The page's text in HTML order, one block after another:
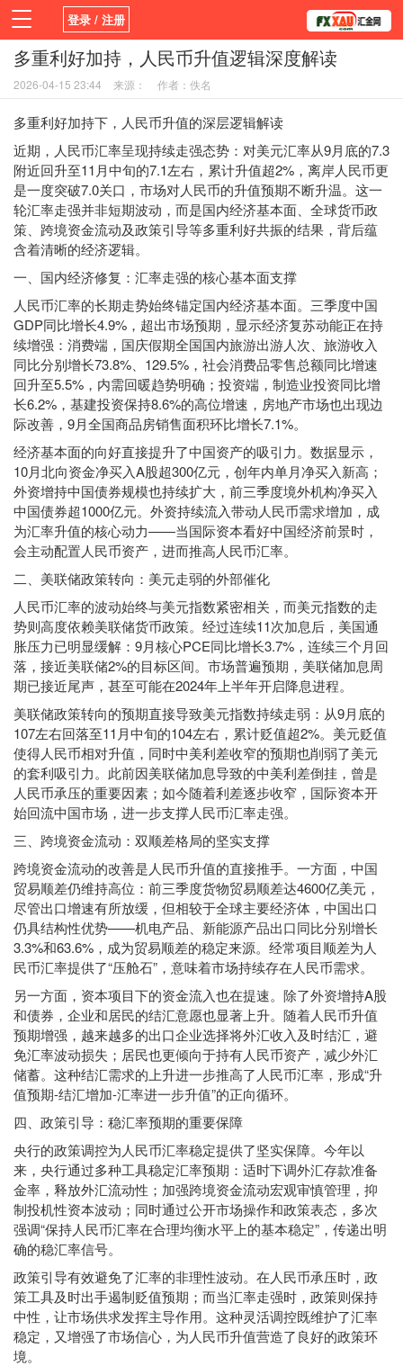
登录 / 注册
首页 新闻 观点 货币
平台
指标EA 书籍
多重利好加持，人民币升值逻辑深度解读
2026-04-15 23:44 来源： 作者：佚名
多重利好加持下，人民币升值的深层逻辑解读
近期，人民币汇率呈现持续走强态势：对美元汇率从9月底的7.3
附近回升至11月中旬的7.1左右，累计升值超2%，离岸人民币更
是一度突破7.0关口，市场对人民币的升值预期不断升温。这一
轮汇率走强并非短期波动，而是国内经济基本面、全球货币政
策、跨境资金流动及政策引导等多重利好共振的结果，背后蕴
含着清晰的经济逻辑。
一、国内经济修复：汇率走强的核心基本面支撑
人民币汇率的长期走势始终锚定国内经济基本面。三季度中国
GDP同比增长4.9%，超出市场预期，显示经济复苏动能正在持
续增强：消费端，国庆假期全国国内旅游出游人次、旅游收入
同比分别增长73.8%、129.5%，社会消费品零售总额同比增速
回升至5.5%，内需回暖趋势明确；投资端，制造业投资同比增
长6.2%，基建投资保持8.6%的高位增速，房地产市场也出现边
际改善，9月全国商品房销售面积环比增长7.1%。
经济基本面的向好直接提升了中国资产的吸引力。数据显示，
10月北向资金净买入A股超300亿元，创年内单月净买入新高；
外资增持中国债券规模也持续扩大，前三季度境外机构净买入
中国债券超1000亿元。外资持续流入带动人民币需求增加，成
为汇率升值的核心动力——当国际资本看好中国经济前景时，
会主动配置人民币资产，进而推高人民币汇率。
二、美联储政策转向：美元走弱的外部催化
人民币汇率的波动始终与美元指数紧密相关，而美元指数的走
势则高度依赖美联储货币政策。经过连续11次加息后，美国通
胀压力已明显缓解：9月核心PCE同比增长3.7%，连续三个月回
落，接近美联储2%的目标区间。市场普遍预期，美联储加息周
期已接近尾声，甚至可能在2024年上半年开启降息进程。
美联储政策转向的预期直接导致美元指数持续走弱：从9月底的
107左右回落至11月中旬的104左右，累计贬值超2%。美元贬值
使得人民币相对升值，同时中美利差收窄的预期也削弱了美元
的套利吸引力。此前因美联储加息导致的中美利差倒挂，曾是
人民币承压的重要因素；如今随着利差逐步收窄，国际资本开
始回流中国市场，进一步支撑人民币汇率走强。
三、跨境资金流动：双顺差格局的坚实支撑
跨境资金流动的改善是人民币升值的直接推手。一方面，中国
贸易顺差仍维持高位：前三季度货物贸易顺差达4600亿美元，
尽管出口增速有所放缓，但相较于全球主要经济体，中国出口
仍具结构性优势——机电产品、新能源产品出口同比分别增长
3.3%和63.6%，成为贸易顺差的稳定来源。经常项目顺差为人
民币汇率提供了“压舱石”，意味着市场持续存在人民币需求。
另一方面，资本项目下的资金流入也在提速。除了外资增持A股
和债券，企业和居民的结汇意愿也显著上升。随着人民币升值
预期增强，越来越多的出口企业选择将外汇收入及时结汇，避
免汇率波动损失；居民也更倾向于持有人民币资产，减少外汇
储蓄。这种结汇需求的上升进一步推高了人民币汇率，形成“升
值预期-结汇增加-汇率进一步升值”的正向循环。
四、政策引导：稳汇率预期的重要保障
央行的政策调控为人民币汇率稳定提供了坚实保障。今年以
来，央行通过多种工具稳定汇率预期：适时下调外汇存款准备
金率，释放外汇流动性；加强跨境资金流动宏观审慎管理，抑
制投机性资本波动；同时通过公开市场操作和政策表态，多次
强调“保持人民币汇率在合理均衡水平上的基本稳定”，传递出明
确的稳汇率信号。
政策引导有效避免了汇率的非理性波动。在人民币承压时，政
策工具及时出手遏制贬值预期；而当汇率走强时，政策则保持
中性，让市场供求发挥主导作用。这种灵活调控既维护了汇率
稳定，又增强了市场信心，为人民币升值营造了良好的政策环
境。